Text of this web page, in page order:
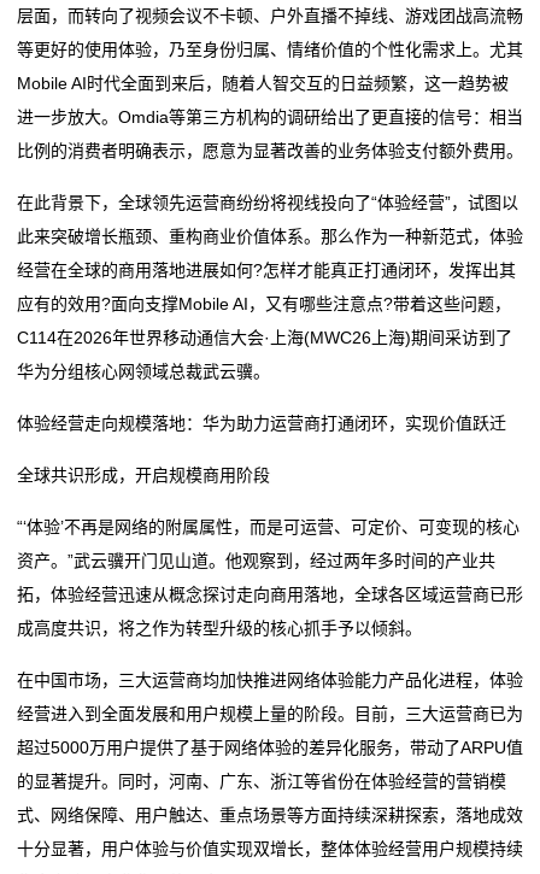
面”运营需求
运营
蚂蚁国际广交会推出全球账户服务，满足出海“千企千
面”运营需求
层面，而转向了视频会议不卡顿、户外直播不掉线、游戏团战高流畅
等更好的使用体验，乃至身份归属、情绪价值的个性化需求上。尤其
Mobile AI时代全面到来后，随着人智交互的日益频繁，这一趋势被
进一步放大。Omdia等第三方机构的调研给出了更直接的信号：相当
比例的消费者明确表示，愿意为显著改善的业务体验支付额外费用。
在此背景下，全球领先运营商纷纷将视线投向了“体验经营”，试图以
此来突破增长瓶颈、重构商业价值体系。那么作为一种新范式，体验
经营在全球的商用落地进展如何?怎样才能真正打通闭环，发挥出其
应有的效用?面向支撑Mobile AI，又有哪些注意点?带着这些问题，
C114在2026年世界移动通信大会·上海(MWC26上海)期间采访到了
华为分组核心网领域总裁武云骥。
体验经营走向规模落地：华为助力运营商打通闭环，实现价值跃迁
全球共识形成，开启规模商用阶段
“‘体验’不再是网络的附属属性，而是可运营、可定价、可变现的核心
资产。”武云骥开门见山道。他观察到，经过两年多时间的产业共
拓，体验经营迅速从概念探讨走向商用落地，全球各区域运营商已形
成高度共识，将之作为转型升级的核心抓手予以倾斜。
在中国市场，三大运营商均加快推进网络体验能力产品化进程，体验
经营进入到全面发展和用户规模上量的阶段。目前，三大运营商已为
超过5000万用户提供了基于网络体验的差异化服务，带动了ARPU值
的显著提升。同时，河南、广东、浙江等省份在体验经营的营销模
式、网络保障、用户触达、重点场景等方面持续深耕探索，落地成效
十分显著，用户体验与价值实现双增长，整体体验经营用户规模持续